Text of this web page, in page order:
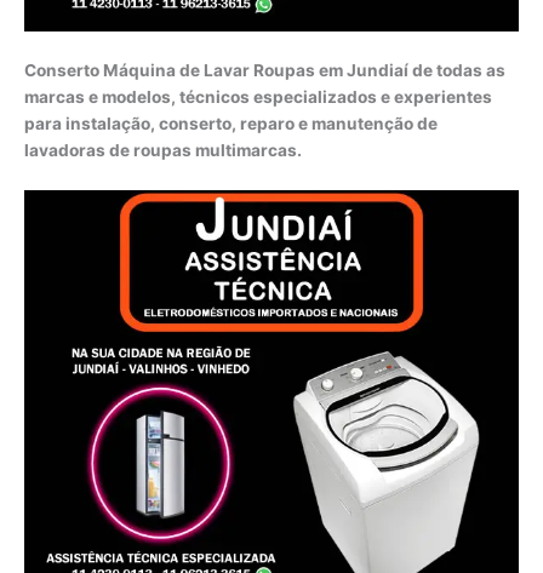
Conserto Máquina de Lavar Roupas em Jundiaí de todas as
marcas e modelos, técnicos especializados e experientes
para instalação, conserto, reparo e manutenção de
lavadoras de roupas multimarcas.